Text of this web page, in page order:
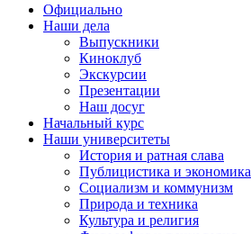
Официально
Наши дела
Выпускники
Киноклуб
Экскурсии
Презентации
Наш досуг
Начальный курс
Наши университеты
История и ратная слава
Публицистика и экономика
Социализм и коммунизм
Природа и техника
Культура и религия